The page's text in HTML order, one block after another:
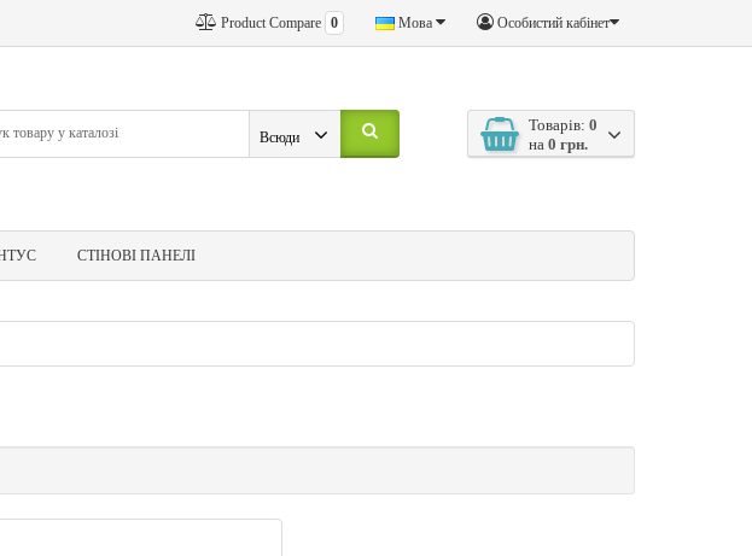
Особистий кабінет
Мова
Product Compare 0
Товарів: 0
на 0 грн.
Всюди
СТІНОВІ ПАНЕЛІ